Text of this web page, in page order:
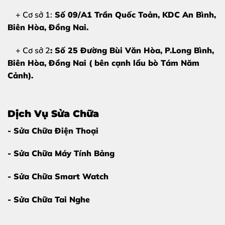
nguyên bộ.
12 Ultra bị hỏng
Hiểu rõ nguyên nhân sẽ giúp bạn bảo quản thiết bị tốt
hơn sau khi sửa chữa tại
Va đập mạnh:Điện thoại bị rơi từ trên cao xuống nền
cứng hoặc va chạm với vật sắc nhọn.
Áp lực đè nén:Thói quen để điện thoại trong túi
cao hoặc hóa chất làm biến chất lớp kính bảo vệ.
+ Cơ sở 1: Số 09/A1 Trần Quốc Toản, KDC An Bình,
Biên Hòa, Đồng Nai.
+ Cơ sở 2: Số 25 Đường Bùi Văn Hòa, P.Long Bình,
Biên Hòa, Đồng Nai ( bên cạnh lẩu bò Tám Năm
Cảnh).
Dịch Vụ Sửa Chữa
- Sửa Chữa Điện Thoại
- Sửa Chữa Máy Tính Bảng
- Sửa Chữa Smart Watch
- Sửa Chữa Tai Nghe